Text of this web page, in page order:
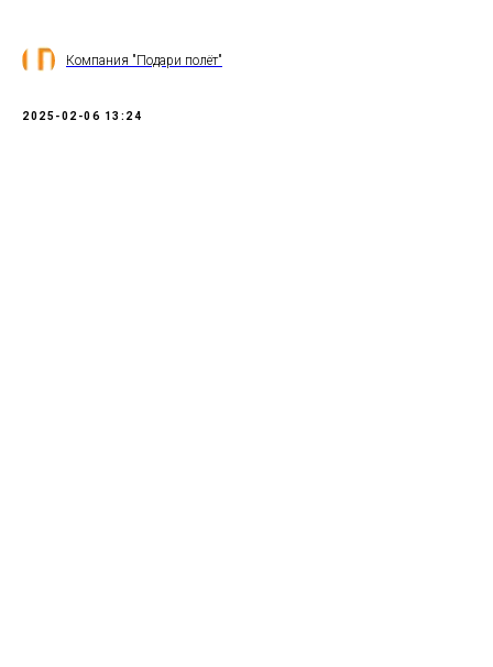
Компания "Подари полёт"
2025-02-06 13:24